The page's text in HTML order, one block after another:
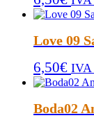
Love 09
6,50€ IVA
Boda02